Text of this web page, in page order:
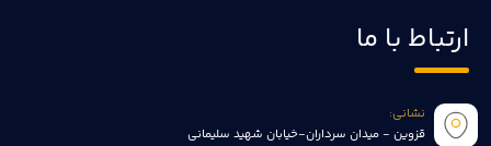
ارتباط با ما
نشانی:
قزوین - میدان سرداران-خیابان شهید سلیمانی